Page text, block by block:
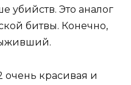
убийств. Это аналог
битвы. Конечно,
очень красивая и